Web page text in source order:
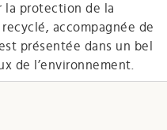
la protection de la
accompagnée de
présentée dans un bel
de l’environnement.